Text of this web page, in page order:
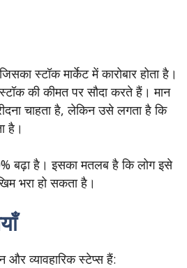
स्टॉक मार्केट में कारोबार होता है।
की कीमत पर सौदा करते हैं। मान
चाहता है, लेकिन उसे लगता है कि
है।
बढ़ा है। इसका मतलब है कि लोग इसे
भरा हो सकता है।
व्यावहारिक स्टेप्स हैं: